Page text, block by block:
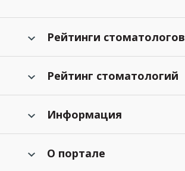
Рейтинги стоматологов
Рейтинг стоматологий
Информация
О портале